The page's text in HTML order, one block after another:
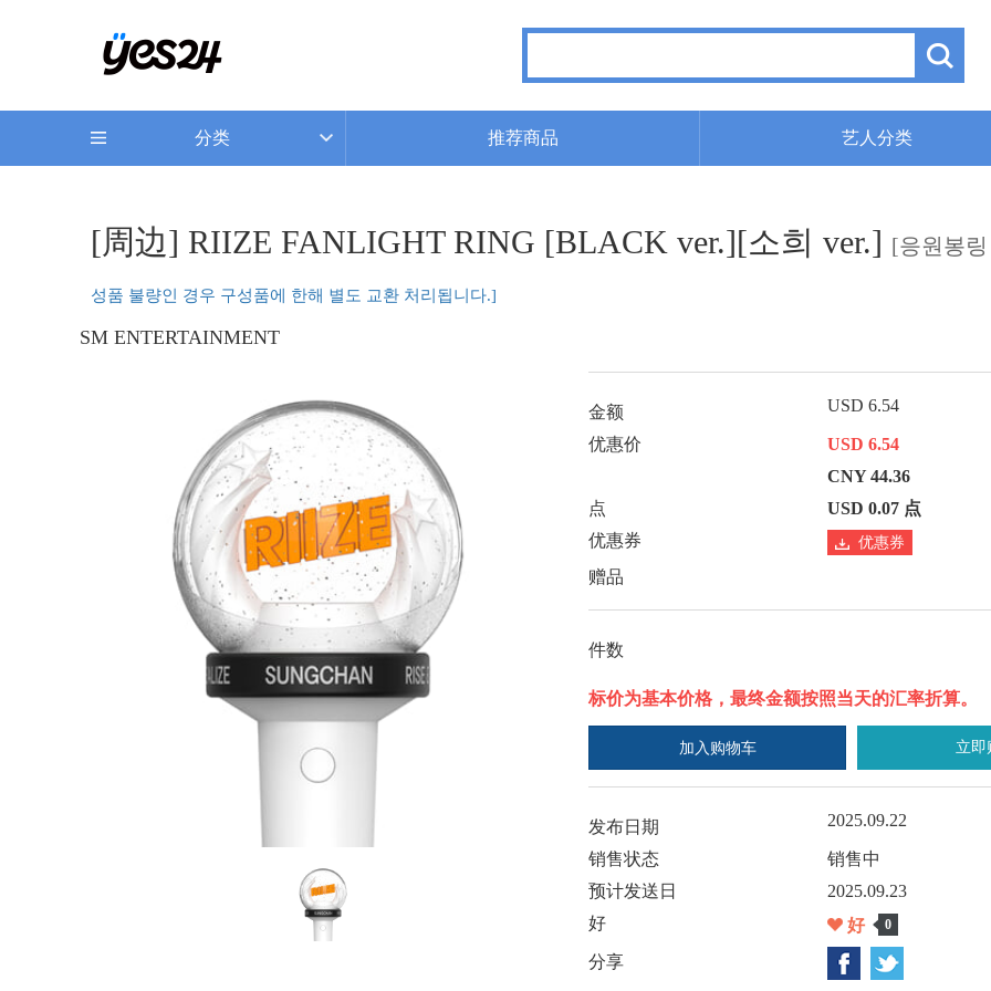
分类 推荐商品 艺人分类
[周边] RIIZE FANLIGHT RING [BLACK ver.][소희 ver.] [응원봉링
성품 불량인 경우 구성품에 한해 별도 교환 처리됩니다.]
SM ENTERTAINMENT
金额 USD 6.54
优惠价
USD 6.54
CNY 44.36
点
USD 0.07 点
优惠券
优惠券
赠品
件数
标价为基本价格，最终金额按照当天的汇率折算。
加入购物车 立即
发布日期 2025.09.22
销售状态
销售中
预计发送日
2025.09.23
好
好 0
分享